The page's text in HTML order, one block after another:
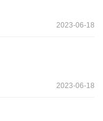
2023-06-18
2023-06-18